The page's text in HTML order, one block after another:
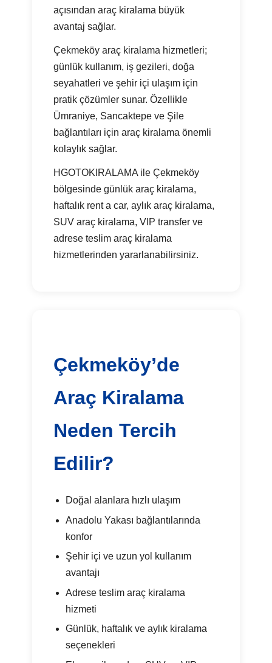
açısından araç kiralama büyük
avantaj sağlar.
Çekmeköy araç kiralama hizmetleri;
günlük kullanım, iş gezileri, doğa
seyahatleri ve şehir içi ulaşım için
pratik çözümler sunar. Özellikle
Ümraniye, Sancaktepe ve Şile
bağlantıları için araç kiralama önemli
kolaylık sağlar.
HGOTOKIRALAMA ile Çekmeköy
bölgesinde günlük araç kiralama,
haftalık rent a car, aylık araç kiralama,
SUV araç kiralama, VIP transfer ve
adrese teslim araç kiralama
hizmetlerinden yararlanabilirsiniz.
Çekmeköy’de
Araç Kiralama
Neden Tercih
Edilir?
Doğal alanlara hızlı ulaşım
Anadolu Yakası bağlantılarında
konfor
Şehir içi ve uzun yol kullanım
avantajı
Adrese teslim araç kiralama
hizmeti
Günlük, haftalık ve aylık kiralama
seçenekleri